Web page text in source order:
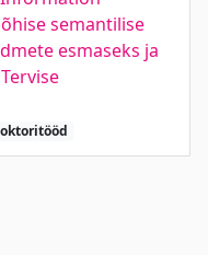
semantilise
esmaseks ja